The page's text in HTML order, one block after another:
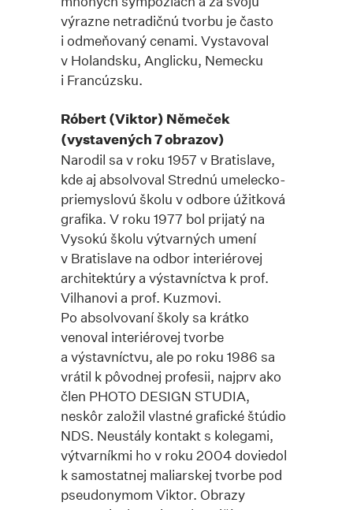
výrazne netradičnú tvorbu je často
i odmeňovaný cenami. Vystavoval
v Holandsku, Anglicku, Nemecku
i Francúzsku.
Róbert (Viktor) Němeček
(vystavených 7 obrazov)
Narodil sa v roku 1957 v Bratislave,
kde aj absolvoval Strednú umelecko-
priemyslovú školu v odbore úžitková
grafika. V roku 1977 bol prijatý na
Vysokú školu výtvarných umení
v Bratislave na odbor interiérovej
architektúry a výstavníctva k prof.
Vilhanovi a prof. Kuzmovi.
Po absolvovaní školy sa krátko
venoval interiérovej tvorbe
a výstavníctvu, ale po roku 1986 sa
vrátil k pôvodnej profesii, najprv ako
člen PHOTO DESIGN STUDIA,
neskôr založil vlastné grafické štúdio
NDS. Neustály kontakt s kolegami,
výtvarníkmi ho v roku 2004 doviedol
k samostatnej maliarskej tvorbe pod
pseudonymom Viktor. Obrazy